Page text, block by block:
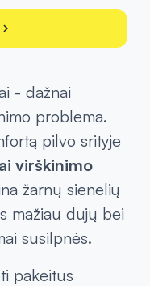
chevron_right
- dažnai
problema.
pilvo srityje
virškinimo
žarnų sienelių
mažiau dujų bei
susilpnės.
pakeitus